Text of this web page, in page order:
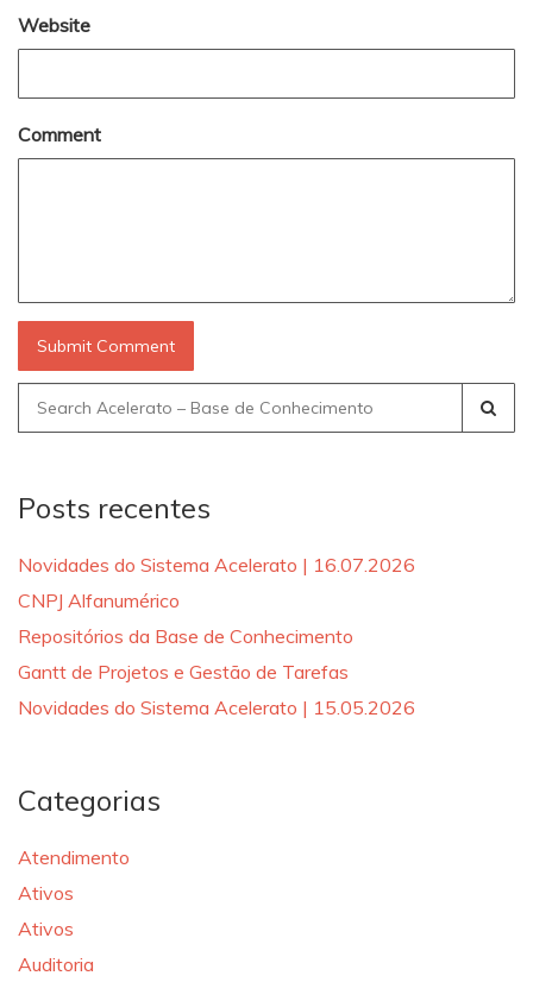
Website
Comment
Search
for:
Posts recentes
Novidades do Sistema Acelerato | 16.07.2026
CNPJ Alfanumérico
Repositórios da Base de Conhecimento
Gantt de Projetos e Gestão de Tarefas
Novidades do Sistema Acelerato | 15.05.2026
Categorias
Atendimento
Ativos
Ativos
Auditoria